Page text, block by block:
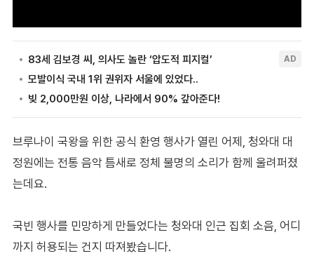
브루나이 국왕을 위한 공식 환영 행사가 열린 어제, 청와대 대
정원에는 전통 음악 틈새로 정체 불명의 소리가 함께 울려퍼졌
는데요.
국빈 행사를 민망하게 만들었다는 청와대 인근 집회 소음, 어디
까지 허용되는 건지 따져봤습니다.